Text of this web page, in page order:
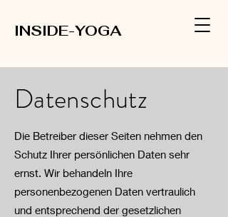
INSIDE-YOGA
Datenschutz
Die Betreiber dieser Seiten nehmen den
Schutz Ihrer persönlichen Daten sehr
ernst. Wir behandeln Ihre
personenbezogenen Daten vertraulich
und entsprechend der gesetzlichen